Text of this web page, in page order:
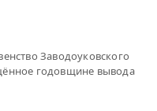
Заводоуковского
годовщине вывода